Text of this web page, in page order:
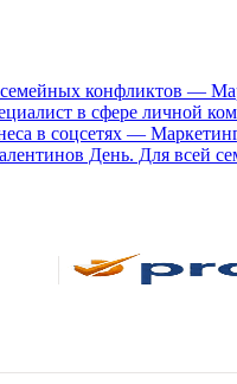
конфликтов —
в сфере личной
в соцсетях —
День. Для всей